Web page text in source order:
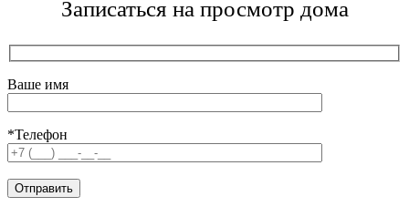
Записаться на просмотр дома
Ваше имя
*Телефон